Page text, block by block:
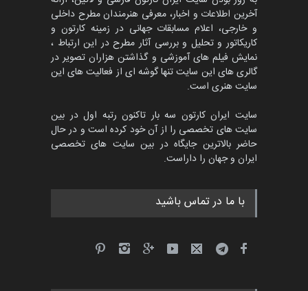
مسابقۀ بین‌المللی کارتون و
کاریکاتور «البغلی…
مهلت 3 ماه دیگر
جشنواره بین‌المللی کارتون
مدارس پرتغال، ۲۰۲۷
مهلت
مهلت
آخرین اطلاعات و اخبار، معرفی هنرمندان مطرح داخلی
و خارجی، اعلام مسابقات جهانی در زمینه کارتون و
کاریکاتور و تحلیل و بررسی آثار مطرح در این ارتباط ،
نمایش فیلم های آموزشی و گذاشتن هزاران تصویر در
گالری های این سایت تنها گوشه ای از فعالیت های این
سایت هنری است.
سایت ایران کارتون سه بار تاکنون رتبه اول در بین
سایت های تخصصی را از آن خود کرده است و در حال
حاضر بالاترین جایگاه در بین سایت های تخصصی
ایران و جهان را داراست.
با ما در تماس باشید